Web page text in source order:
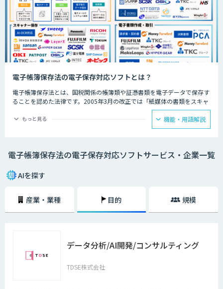
電子帳簿保存法の電子保存対応ソフトとは？
電子帳簿保存法とは、国税関係の帳簿類や証憑書類を電子データで保存す
ることを認めた法律です。2005年3月の改正では「紙媒体の書類をスキャ
ンして保存したもの」も認められるようになりました。
現在では以下の3つの方法での保存が可能となっています。
DVDなどに保存する方法。
・COM電子計算機出力マイクロフィルム PCで書類を作成し、COM（電子
計算機出力マイクロフィルム）に保存する方法。
・スキャナ 紙媒体の書類をスキャンし、データに変換して保存する方
されます。今後ますます紙書類を扱う機会は減少し、電子データを扱う機
会が増加していくことが予想されるため、できるだけ早いタイミングでAI-
OCRや会計ソフトの導入を検討していくことが大切です。
もっと見る 機能・用語解説
電子帳簿保存法の電子保存対応ソフトサービス・企業一覧
AIを探す
産業・業種 目的 規模
データ分析/AI開発/コンサルティング
TDSE株式会社